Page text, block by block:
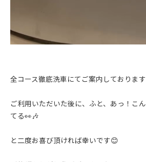
全コース徹底洗車にてご案内しております
ご利用いただいた後に、ふと、あっ！こ
てる👀🎶
と二度お喜び頂ければ幸いです😊